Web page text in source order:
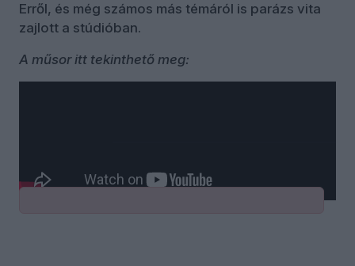
Erről, és még számos más témáról is parázs vita
zajlott a stúdióban.
A műsor itt tekinthető meg: